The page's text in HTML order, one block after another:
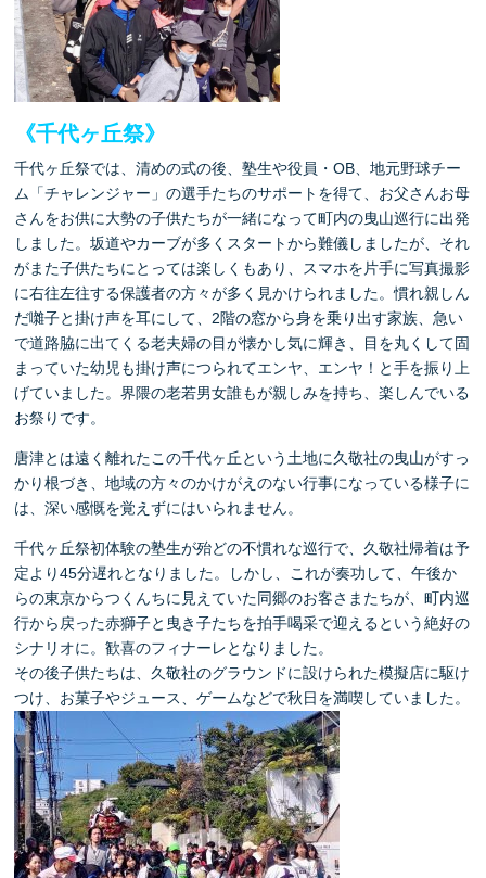
《千代ヶ丘祭》
千代ヶ丘祭では、清めの式の後、塾生や役員・OB、地元野球チー
ム「チャレンジャー」の選手たちのサポートを得て、お父さんお母
さんをお供に大勢の子供たちが一緒になって町内の曳山巡行に出発
しました。坂道やカーブが多くスタートから難儀しましたが、それ
がまた子供たちにとっては楽しくもあり、 スマホを片手に写真撮影
に右往左往する保護者の方々が多く見かけられました。慣れ親しん
だ囃子と掛け声を耳にして、2階の窓から身を乗り出す家族、急い
で道路脇に出てくる老夫婦の目が懐かし気に輝き、目を丸くして固
まっていた幼児も掛け声につられてエンヤ、エンヤ！と手を振り上
げていました。界隈の老若男女誰もが親しみを持ち、楽しんでいる
お祭りです。
唐津とは遠く離れたこの千代ヶ丘という土地に久敬社の曳山がすっ
かり根づき、地域の方々のかけがえのない行事になっている様子に
は、深い感慨を覚えずにはいられません。
千代ヶ丘祭初体験の塾生が殆どの不慣れな巡行で、久敬社帰着は予
定より45分遅れとなりました。しかし、これが奏功して、午後か
らの東京からつくんちに見えていた同郷のお客さまたちが、町内巡
行から戻った赤獅子と曳き子たちを拍手喝采で迎えるという絶好の
シナリオに。歓喜のフィナーレとなりました。
その後子供たちは、久敬社のグラウンドに設けられた模擬店に駆け
つけ、お菓子やジュース、ゲームなどで秋日を満喫していました。